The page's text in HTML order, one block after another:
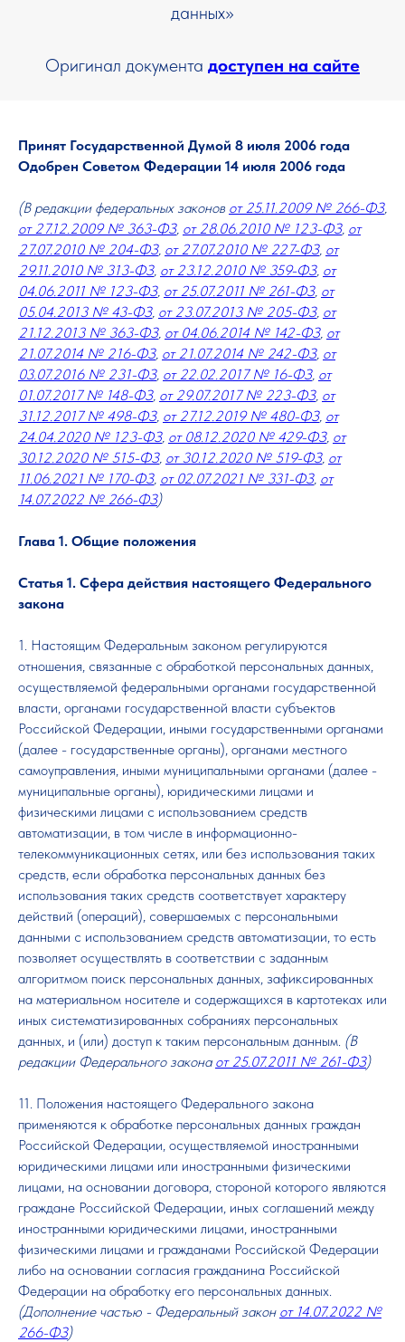
данных»
Оригинал документа доступен на сайте
Принят Государственной Думой 8 июля 2006 года
Одобрен Советом Федерации 14 июля 2006 года
(В редакции федеральных законов от 25.11.2009 № 266-ФЗ,
от 27.12.2009 № 363-ФЗ, от 28.06.2010 № 123-ФЗ, от
27.07.2010 № 204-ФЗ, от 27.07.2010 № 227-ФЗ, от
29.11.2010 № 313-ФЗ, от 23.12.2010 № 359-ФЗ, от
04.06.2011 № 123-ФЗ, от 25.07.2011 № 261-ФЗ, от
05.04.2013 № 43-ФЗ, от 23.07.2013 № 205-ФЗ, от
21.12.2013 № 363-ФЗ, от 04.06.2014 № 142-ФЗ, от
21.07.2014 № 216-ФЗ, от 21.07.2014 № 242-ФЗ, от
03.07.2016 № 231-ФЗ, от 22.02.2017 № 16-ФЗ, от
01.07.2017 № 148-ФЗ, от 29.07.2017 № 223-ФЗ, от
31.12.2017 № 498-ФЗ, от 27.12.2019 № 480-ФЗ, от
24.04.2020 № 123-ФЗ, от 08.12.2020 № 429-ФЗ, от
30.12.2020 № 515-ФЗ, от 30.12.2020 № 519-ФЗ, от
11.06.2021 № 170-ФЗ, от 02.07.2021 № 331-ФЗ, от
14.07.2022 № 266-ФЗ)
Глава 1. Общие положения
Статья 1. Сфера действия настоящего Федерального
закона
1. Настоящим Федеральным законом регулируются
отношения, связанные с обработкой персональных данных,
осуществляемой федеральными органами государственной
власти, органами государственной власти субъектов
Российской Федерации, иными государственными органами
(далее - государственные органы), органами местного
самоуправления, иными муниципальными органами (далее -
муниципальные органы), юридическими лицами и
физическими лицами с использованием средств
автоматизации, в том числе в информационно-
телекоммуникационных сетях, или без использования таких
средств, если обработка персональных данных без
использования таких средств соответствует характеру
действий (операций), совершаемых с персональными
данными с использованием средств автоматизации, то есть
позволяет осуществлять в соответствии с заданным
алгоритмом поиск персональных данных, зафиксированных
на материальном носителе и содержащихся в картотеках или
иных систематизированных собраниях персональных
данных, и (или) доступ к таким персональным данным. (В
редакции Федерального закона от 25.07.2011 № 261-ФЗ)
11. Положения настоящего Федерального закона
применяются к обработке персональных данных граждан
Российской Федерации, осуществляемой иностранными
юридическими лицами или иностранными физическими
лицами, на основании договора, стороной которого являются
граждане Российской Федерации, иных соглашений между
иностранными юридическими лицами, иностранными
физическими лицами и гражданами Российской Федерации
либо на основании согласия гражданина Российской
Федерации на обработку его персональных данных.
(Дополнение частью - Федеральный закон от 14.07.2022 №
266-ФЗ)